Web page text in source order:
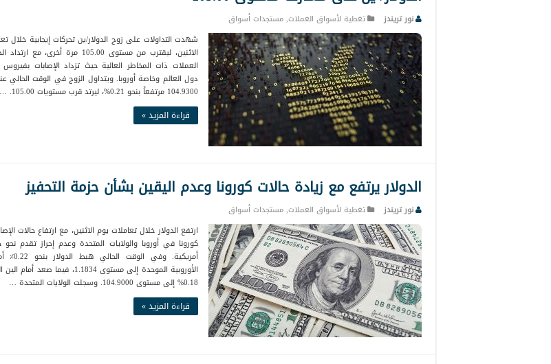
نور تريندز تغطية لأسواق العملات,مستجدات أسواق
شهدت التداولات على زوج الدولار/ين تحركات إيجابية خلال
الاثنين، ليقترب من مستوى 105.00 مرة أخرى،
العملات ذات المخاطر العالية حيث تزداد الإصابات
دول العالم وخاصة أوروبا. ويتداول الزوج في الوقت الحالي
104.9300 مرتفعاً بنحو 0.21%، ليرتد قرب مستويات 105.00. …
قراءة المزيد »
الدولار يرتفع مع زيادة حالات كورونا وعدم اليقين بشأن حزمة التحفيز
نور تريندز تغطية لأسواق العملات,مستجدات أسواق
ارتفع الدولار خلال تعاملات يوم الاثنين، مع ارتفاع حالات
كورونا في أوروبا والولايات المتحدة وعدم إحراز تقدم
أمريكية. وفي
الأوروبية الموحدة إلى مستوى 1.1834، فيما
0.18% إلى مستوى 104.9000. وسجلت الولايات المتحدة …
قراءة المزيد »